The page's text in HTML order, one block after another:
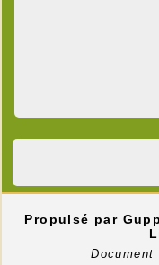
Propulsé par
Document